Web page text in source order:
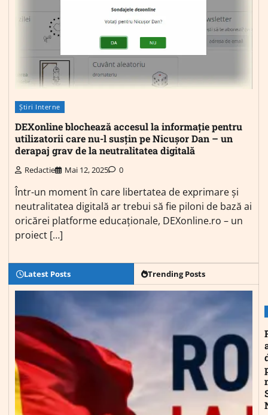
Știri Interne
DEXonline blochează accesul la informație pentru
utilizatorii care nu-l susțin pe Nicușor Dan – un
derapaj grav de la neutralitatea digitală
Redactie Mai 12, 2025 0
Într-un moment în care libertatea de exprimare și
neutralitatea digitală ar trebui să fie piloni de bază ai
oricărei platforme educaționale, DEXonline.ro – un
proiect […]
Latest Posts Trending Posts